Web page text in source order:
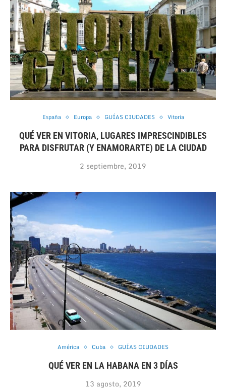
España Europa GUÍAS CIUDADES Vitoria
QUÉ VER EN VITORIA, LUGARES IMPRESCINDIBLES
PARA DISFRUTAR (Y ENAMORARTE) DE LA CIUDAD
2 septiembre, 2019
América Cuba GUÍAS CIUDADES
QUÉ VER EN LA HABANA EN 3 DÍAS
13 agosto, 2019